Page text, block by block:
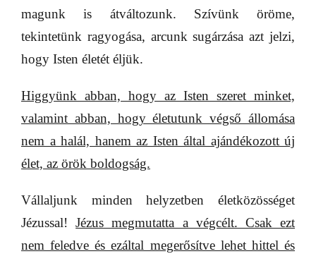
magunk is átváltozunk. Szívünk öröme,
tekintetünk ragyogása, arcunk sugárzása azt jelzi,
hogy Isten életét éljük.
Higgyünk abban, hogy az Isten szeret minket,
valamint abban, hogy életutunk végső állomása
nem a halál, hanem az Isten által ajándékozott új
élet, az örök boldogság.
Vállaljunk minden helyzetben életközösséget
Jézussal!Jézus megmutatta a végcélt. Csak ezt
nem feledve és ezáltal megerősítve lehet hittel és